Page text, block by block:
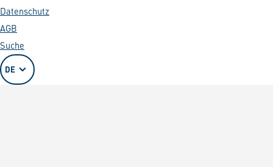
Datenschutz
AGB
Suche
DE